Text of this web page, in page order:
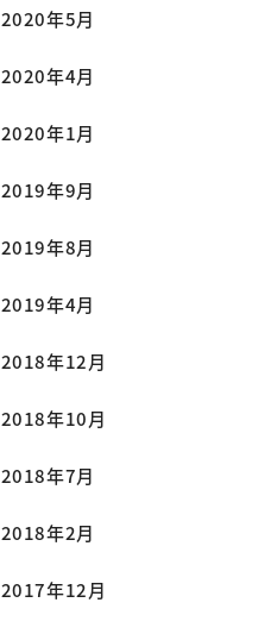
2020年5月
2020年4月
2020年1月
2019年9月
2019年8月
2019年4月
2018年12月
2018年10月
2018年7月
2018年2月
2017年12月